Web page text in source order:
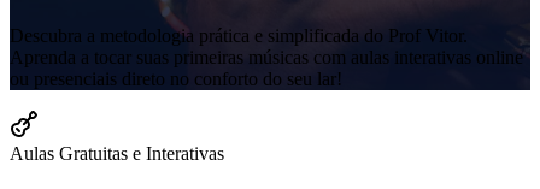
Descubra a metodologia prática e simplificada do Prof Vitor.
Aprenda a tocar suas primeiras músicas com aulas interativas online
ou presenciais direto no conforto do seu lar!
Aulas Gratuitas e Interativas